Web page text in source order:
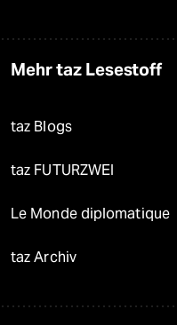
Mehr taz Lesestoff
taz Blogs
taz FUTURZWEI
Le Monde diplomatique
taz Archiv